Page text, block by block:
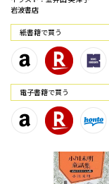
岩波書店
紙書籍で買う
電⼦書籍で買う